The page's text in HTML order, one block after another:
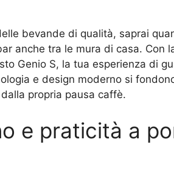
bevande di qualità, saprai
anche tra le mura di casa. Con
Genio S, la tua esperienza di
e design moderno si
propria pausa caffè.
e praticità a